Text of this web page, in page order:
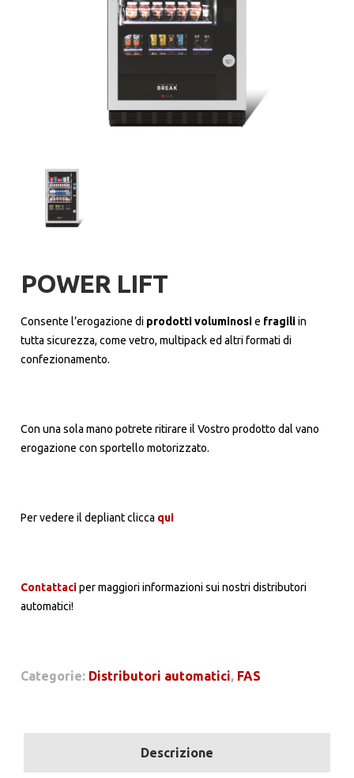
POWER LIFT
Consente l’erogazione di prodotti voluminosie fragiliin
tutta sicurezza, come vetro, multipack ed altri formati di
confezionamento.
Con una sola mano potrete ritirare il Vostro prodotto dal vano
erogazione con sportello motorizzato.
Per vedere il depliant clicca qui
Contattaciper maggiori informazioni sui nostri distributori
automatici!
Categorie: Distributori automatici, FAS
Descrizione